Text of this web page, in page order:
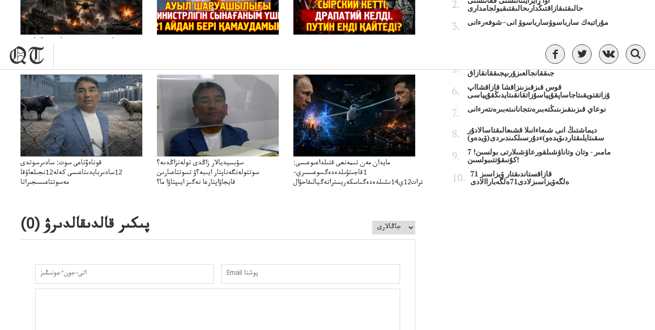
ماڭىنپوكروۆسكاپ، درون ماڭىنداعىنە جاڭا
باقاساپباسشىنىدرونكتيكاسوعىسىجانەجاڭاباسقولباسشىنىڭتاكتيكاسى
قوناەۆتاعى سوت: سادىرسوتدى
12سادىربايدىتاعىسى كەلە12نجىلعاۇقا
مەسوتتاعىسىجىراتا
سۋبسيديالار زاڭدى تولەنزاڭدىە؟
سوتتولەنگەناپتار ايىبە؟ۋ تسوتتاعىارىن
قايجاۋاپتارعا نەگىز ايىپتاۋا ما؟
مايدان مەن تىمەنعى قتىلداعىوعىسى:
1قاجىتۋىلدەدەگسوعىسىري-
سترات12ي14ىشىلدەدەگىاسكەريستراتەگيالىقاحۋال
پىكىر قالدىقالدىرۋ (0
)
حالىقتىقازاقتىڭدارىحالىقتىقبولجامدارى
مۇراتبەك سارباسوۆسارباسوۆ انى–شوفەرءانى
قازاقستانداعى ەڭ لاس قالالاەڭتىزلاس
جارقالالارءتىزىمىجاريالاندى
ورىستىڭ بەس سولبەسىن جسولداتىنىپ
جىققانجالعىزۇرىپجىققانقازاق
قوس قىزقىزىنزاقشا قازاقشااپ
ۇزاتقتويقىتاجاساپقۇپياسۇزاتقانقىتايدىڭقۇپياسى
نوعاي قىزىنقىزىنىڭتەبىرەنتجانانىتەبىرەنتەرءانى
ديماشتىڭ انى شىعاءانىلا قشىعالىقتاسالادۇر
سقىتايلىقتاردىۆيدەو)ءدۇرسىلكىندىردى(ۆيدەو)
7 مامىر - وتان وتاناۋشىلقورعاۋشىلارتى بولسىن!
كۇنىقۇتتىبولسىن!
قازاقستاندىقتار ۆيزاسىز 71
ەلگەۆيزاسىزلادى71ەلگەباراالادى